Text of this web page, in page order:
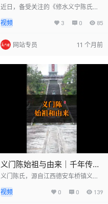
氏：一门风骨 五杰清辉》正式
发布！
近日，备受关注的《修水义宁陈氏：
布！这部作品不仅呈现了修水义宁陈
位杰出人物的非凡成就，让人感受到
浓浓的家族情怀与文化自信。传承千
个历史悠久的家族，发源于江西德
安，后迁至修水义宁。几百年来，这
个家族秉承着“忠孝仁爱”的传统美
德，形成了独特的家风文化。正是这
种深厚的文化积淀，才孕育了五位杰
出人物，他们分别…
视频 3 0 85
网站专员 11 个月前
义门陈始祖与由来｜千年传承
Yimen Chen Origins｜
Legacy of the Ancestor
义门陈氏，源自江西德安车桥镇义门
之后裔，于唐玄宗开元十九年（公元7
视频 0 0 139